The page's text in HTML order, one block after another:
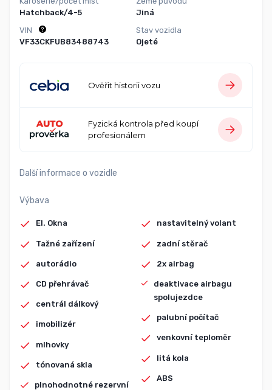
Hatchback/4-5
Jiná
VIN
VF33CKFUB83488743
Stav vozidla
Ojeté
Ověřit historii vozu
Fyzická kontrola před koupí
profesionálem
Další informace o vozidle
Výbava
El. Okna
Tažné zařízení
autorádio
CD přehrávač
centrál dálkový
imobilizér
mlhovky
tónovaná skla
plnohodnotné rezervní
nastavitelný volant
zadní stěrač
2x airbag
deaktivace airbagu
spolujezdce
palubní počítač
venkovní teploměr
litá kola
ABS